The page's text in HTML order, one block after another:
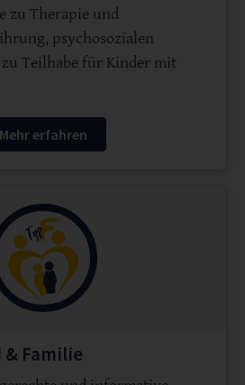
zu Therapie und
psychosozialen
Teilhabe für Kinder mit
Mehr erfahren
& Familie